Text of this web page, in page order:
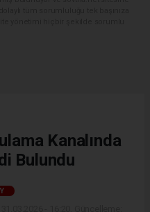
Kanalında
Bulundu